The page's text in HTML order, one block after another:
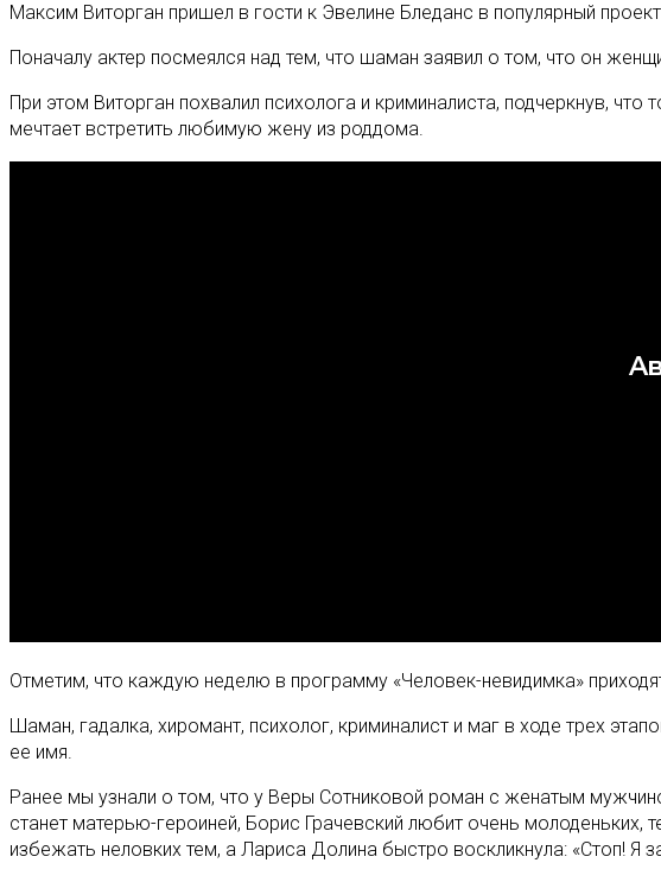
Максим Виторган пришел в гости к Эвелине Бледанс в популярный
Поначалу актер посмеялся над тем, что шаман заявил о том, что он
При этом Виторган похвалил психолога и криминалиста, подчеркнув,
мечтает встретить любимую жену из роддома.
Отметим, что каждую неделю в программу «Человек-невидимка»
Шаман, гадалка, хиромант, психолог, криминалист и маг в ходе трех
ее имя.
Ранее мы узнали о том, что у Веры Сотниковой роман с женатым
станет матерью-героиней, Борис Грачевский любит очень
избежать неловких тем, а Лариса Долина быстро воскликнула: «Стоп! Я